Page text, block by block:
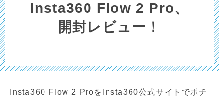
Insta360 Flow 2 Pro、
開封レビュー！
Insta360 Flow 2 ProをInsta360公式サイトでポチ